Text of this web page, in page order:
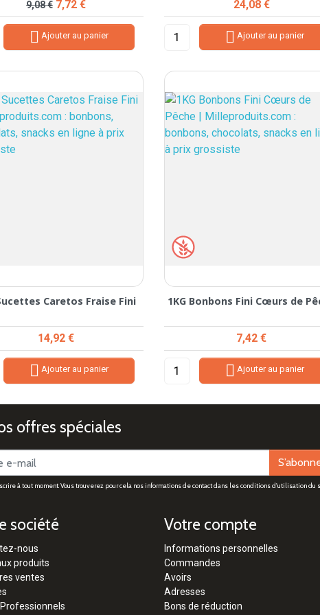
Prix de base
9,08 € Prix
7,72 €
 Ajouter au panier
Prix
24,08 €
 Ajouter au panier
Caretos Fraise Fini
Prix
14,92 €
 Ajouter au panier
1KG Bonbons Fini Cœurs de
Prix
7,42 €
 Ajouter au panier
offres spéciales
à tout moment. Vous trouverez pour cela nos informations de contact dans les conditions d'utilisation du
société
nous
produits
ventes
Votre compte
Informations personnelles
Commandes
Avoirs
Adresses
Bons de réduction